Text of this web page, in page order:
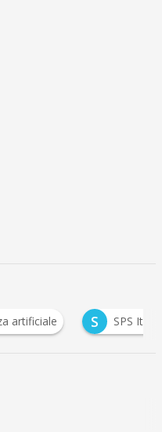
S SPS Italia 2024